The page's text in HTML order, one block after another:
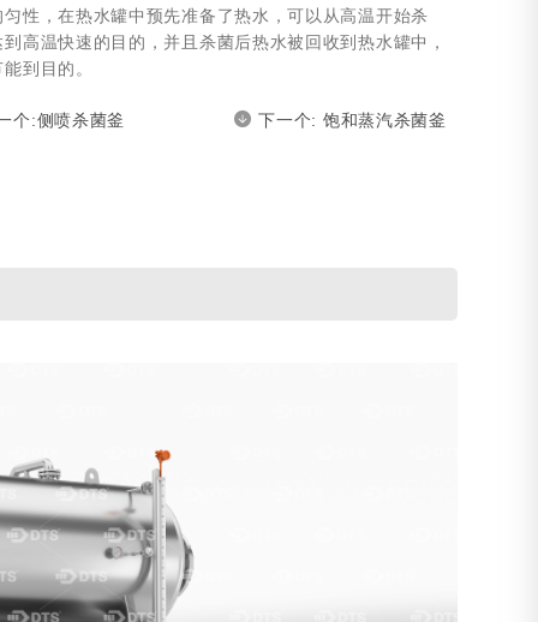
匀性，在热水罐中预先准备了热水，可以从高温开始杀
到高温快速的目的，并且杀菌后热水被回收到热水罐中，
到目的。
个:侧喷杀菌釜 下一个: 饱和蒸汽杀菌釜